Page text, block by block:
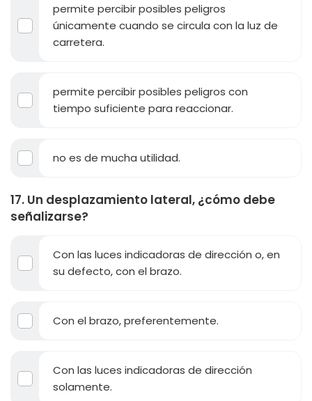
permite percibir posibles peligros
únicamente cuando se circula con la luz de
carretera.
permite percibir posibles peligros con
tiempo suficiente para reaccionar.
no es de mucha utilidad.
17. Un desplazamiento lateral, ¿cómo debe
señalizarse?
Con las luces indicadoras de dirección o, en
su defecto, con el brazo.
Con el brazo, preferentemente.
Con las luces indicadoras de dirección
solamente.